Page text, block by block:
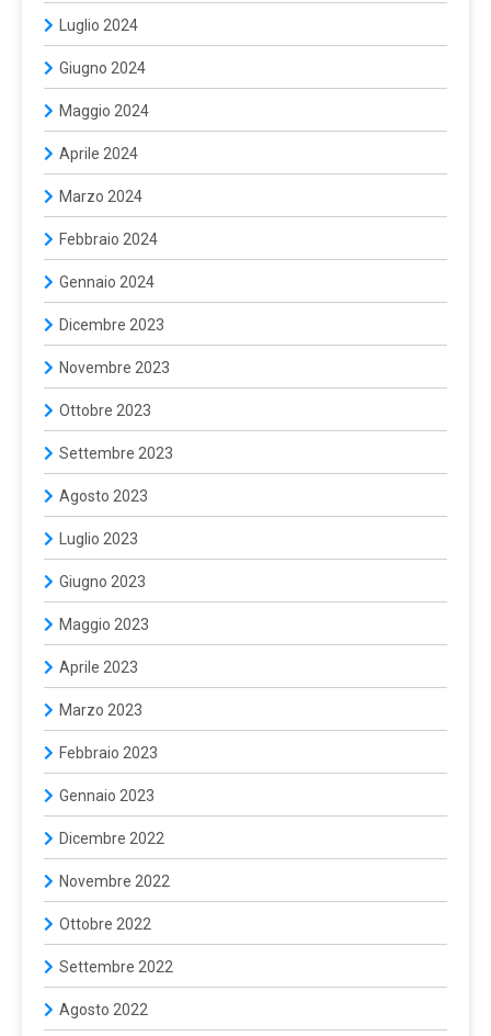
Luglio 2024
Giugno 2024
Maggio 2024
Aprile 2024
Marzo 2024
Febbraio 2024
Gennaio 2024
Dicembre 2023
Novembre 2023
Ottobre 2023
Settembre 2023
Agosto 2023
Luglio 2023
Giugno 2023
Maggio 2023
Aprile 2023
Marzo 2023
Febbraio 2023
Gennaio 2023
Dicembre 2022
Novembre 2022
Ottobre 2022
Settembre 2022
Agosto 2022